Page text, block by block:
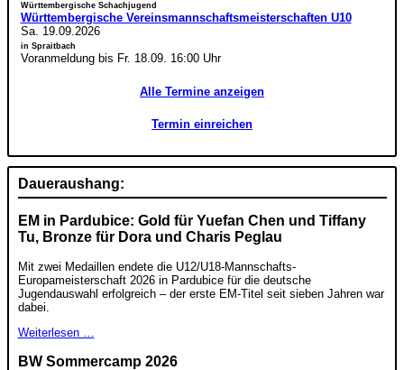
Württembergische Schachjugend
Württembergische Vereinsmannschaftsmeisterschaften U10
Sa. 19.09.2026
in Spraitbach
Voranmeldung bis Fr. 18.09. 16:00 Uhr
Alle Termine anzeigen
Termin einreichen
Daueraushang:
EM in Pardubice: Gold für Yuefan Chen und Tiffany
Tu, Bronze für Dora und Charis Peglau
Mit zwei Medaillen endete die U12/U18-Mannschafts-
Europameisterschaft 2026 in Pardubice für die deutsche
Jugendauswahl erfolgreich – der erste EM-Titel seit sieben Jahren war
dabei.
Weiterlesen …
BW Sommercamp 2026